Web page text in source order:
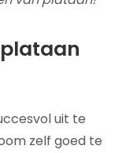
uit te
zelf goed te